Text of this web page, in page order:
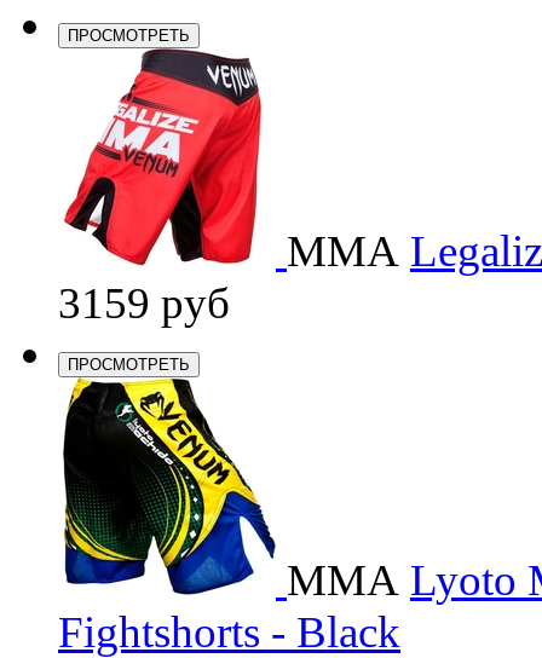
ПРОСМОТРЕТЬ
ММА
3159 руб
ПРОСМОТРЕТЬ
ММА Lyoto
Fightshorts - Black